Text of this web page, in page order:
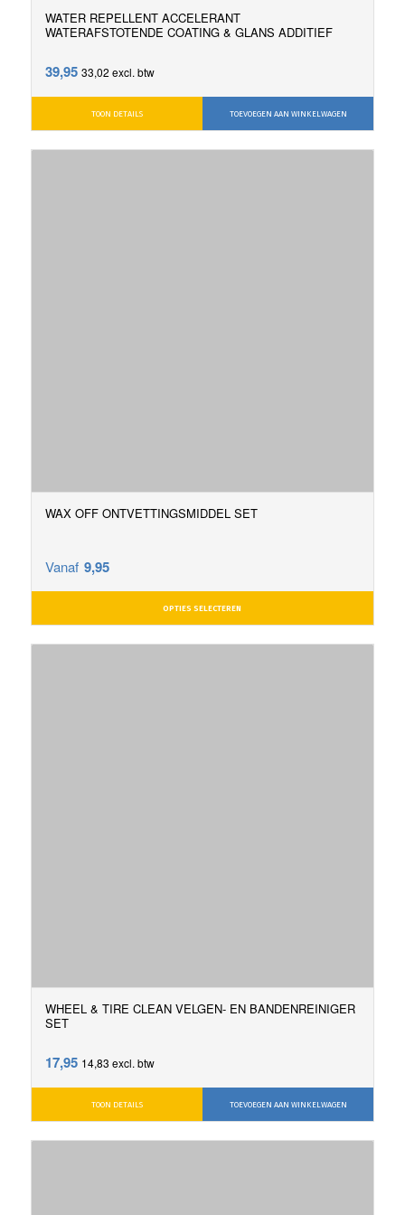
WATER REPELLENT ACCELERANT
WATERAFSTOTENDE COATING & GLANS ADDITIEF
39,95 33,02 excl. btw
TOEVOEGEN AAN WINKELWAGEN
TOON DETAILS
WAX OFF ONTVETTINGSMIDDEL SET
Vanaf 9,95
OPTIES SELECTEREN
WHEEL & TIRE CLEAN VELGEN- EN BANDENREINIGER
SET
17,95 14,83 excl. btw
TOEVOEGEN AAN WINKELWAGEN
TOON DETAILS